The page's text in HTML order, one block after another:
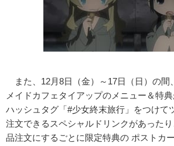
また、12月8日（金）～17日（日）の間
メイドカフェタイアップのメニュー＆特典
ハッシュタグ「#少女終末旅行」をつけて
注文できるスペシャルドリンクがあった
品注文にするごとに限定特典の ポストカ